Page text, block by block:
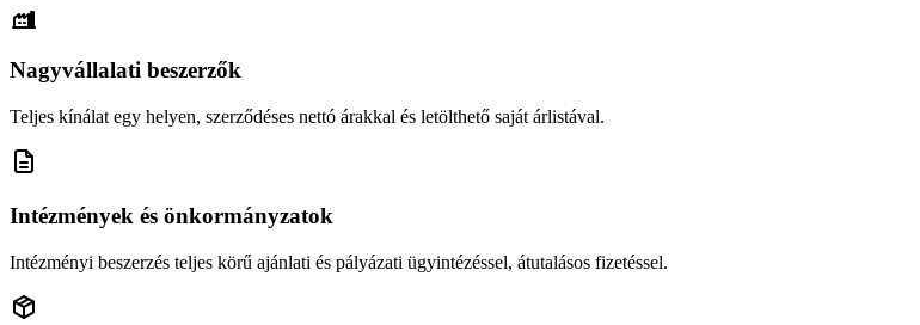
Nagyvállalati beszerzők
Teljes kínálat egy helyen, szerződéses nettó árakkal és letölthető saját árlistával.
Intézmények és önkormányzatok
Intézményi beszerzés teljes körű ajánlati és pályázati ügyintézéssel, átutalásos fizetéssel.